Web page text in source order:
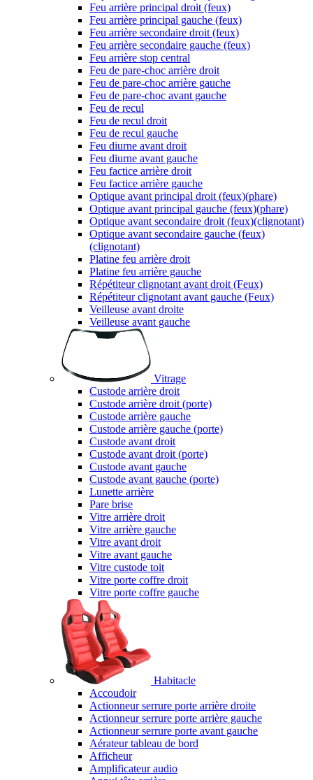
Feu arrière principal droit (feux)
Feu arrière principal gauche (feux)
Feu arrière secondaire droit (feux)
Feu arrière secondaire gauche (feux)
Feu arrière stop central
Feu de pare-choc arrière droit
Feu de pare-choc arrière gauche
Feu de pare-choc avant gauche
Feu de recul
Feu de recul droit
Feu de recul gauche
Feu diurne avant droit
Feu diurne avant gauche
Feu factice arrière droit
Feu factice arrière gauche
Optique avant principal droit (feux)(phare)
Optique avant principal gauche (feux)(phare)
Optique avant secondaire droit (feux)(clignotant)
Optique avant secondaire gauche (feux)
(clignotant)
Platine feu arrière droit
Platine feu arrière gauche
Répétiteur clignotant avant droit (Feux)
Répétiteur clignotant avant gauche (Feux)
Veilleuse avant droite
Veilleuse avant gauche
Vitrage
Custode arrière droit
Custode arrière droit (porte)
Custode arrière gauche
Custode arrière gauche (porte)
Custode avant droit
Custode avant droit (porte)
Custode avant gauche
Custode avant gauche (porte)
Lunette arrière
Pare brise
Vitre arrière droit
Vitre arrière gauche
Vitre avant droit
Vitre avant gauche
Vitre custode toit
Vitre porte coffre droit
Vitre porte coffre gauche
Habitacle
Accoudoir
Actionneur serrure porte arrière droite
Actionneur serrure porte arrière gauche
Actionneur serrure porte avant gauche
Aérateur tableau de bord
Afficheur
Amplificateur audio